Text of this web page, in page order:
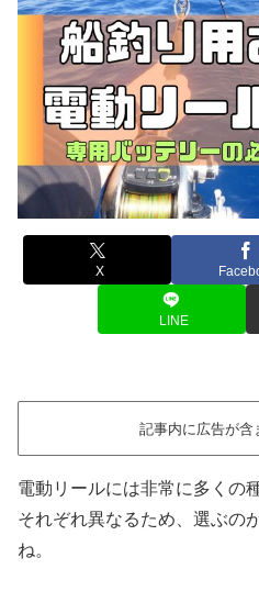
X
LINE
記事内に広告が含
電動リールには非常に多くの
それぞれ異なるため、選ぶの
ね。